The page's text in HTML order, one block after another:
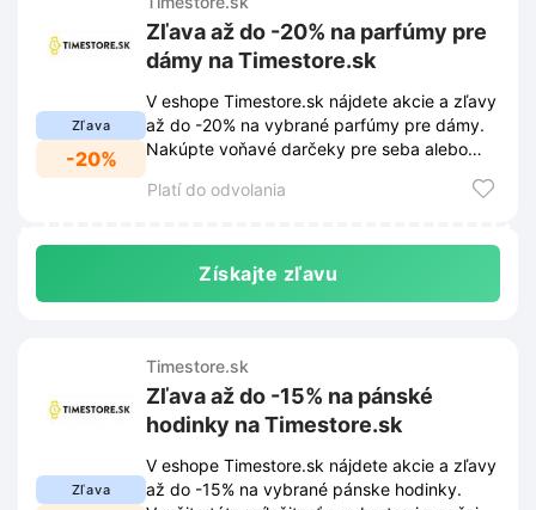
Zľava
-20%
Zľava až do -20% na parfúmy pre
dámy na Timestore.sk
V eshope Timestore.sk nájdete akcie a zľavy
až do -20% na vybrané parfúmy pre dámy.
Nakúpte voňavé darčeky pre seba alebo
Platí do odvolania
Získajte zľavu
Zľava
Timestore.sk
Zľava až do -15% na pánské
hodinky na Timestore.sk
V eshope Timestore.sk nájdete akcie a zľavy
až do -15% na vybrané pánske hodinky.